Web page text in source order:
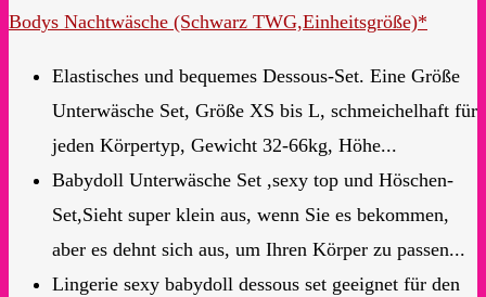
Bodys Nachtwäsche (Schwarz TWG,Einheitsgröße)*
Elastisches und bequemes Dessous-Set. Eine Größe
Unterwäsche Set, Größe XS bis L, schmeichelhaft für
jeden Körpertyp, Gewicht 32-66kg, Höhe...
Babydoll Unterwäsche Set ,sexy top und Höschen-
Set,Sieht super klein aus, wenn Sie es bekommen,
aber es dehnt sich aus, um Ihren Körper zu passen...
Lingerie sexy babydoll dessous set geeignet für den